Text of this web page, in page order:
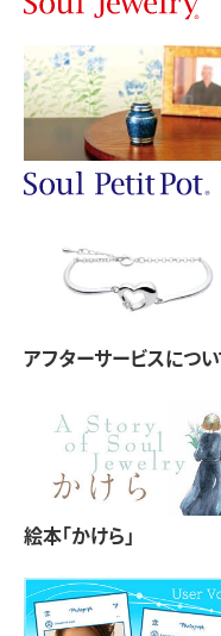
アフターサービスにつ
絵本「かけら」